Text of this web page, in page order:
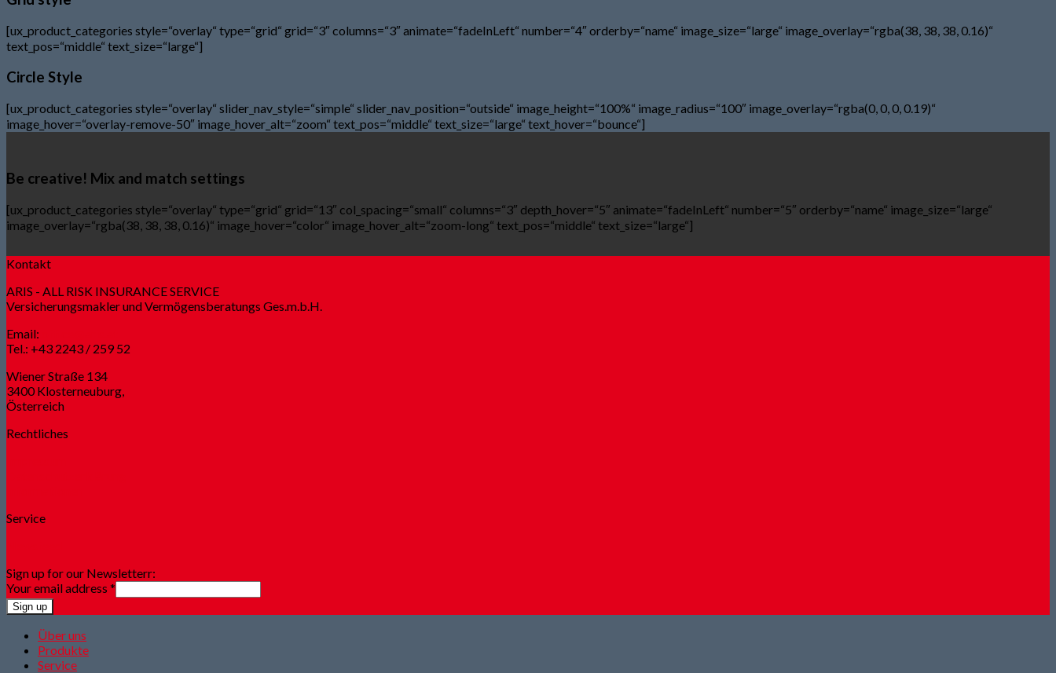
[ux_product_categories style=“overlay“ type=“grid“ grid=“3″ columns=“3″ animate=“fadeInLeft“ number=“4″ orderby=“name“ image_size=“large“ image_overlay=“rgba(38, 38, 38, 0.16)“
text_pos=“middle“ text_size=“large“]
Circle Style
[ux_product_categories style=“overlay“ slider_nav_style=“simple“ slider_nav_position=“outside“ image_height=“100%“ image_radius=“100″ image_overlay=“rgba(0, 0, 0, 0.19)“
image_hover=“overlay-remove-50″ image_hover_alt=“zoom“ text_pos=“middle“ text_size=“large“ text_hover=“bounce“]
Be creative! Mix and match settings
[ux_product_categories style=“overlay“ type=“grid“ grid=“13″ col_spacing=“small“ columns=“3″ depth_hover=“5″ animate=“fadeInLeft“ number=“5″ orderby=“name“ image_size=“large“
image_overlay=“rgba(38, 38, 38, 0.16)“ image_hover=“color“ image_hover_alt=“zoom-long“ text_pos=“middle“ text_size=“large“]
Kontakt
ARIS - ALL RISK INSURANCE SERVICE
Versicherungsmakler und Vermögensberatungs Ges.m.b.H.
Email:
Tel.: +43 2243 / 259 52
Wiener Straße 134
3400 Klosterneuburg,
Österreich
Rechtliches
Service
Sign up for our Newsletterr:
Your email address *
Sign up
Über uns
Produkte
Service